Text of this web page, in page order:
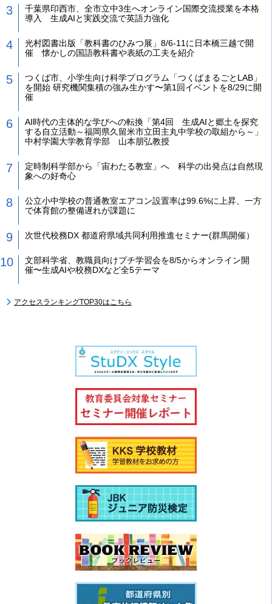
千葉県印西市、全市立中3生へオンライン国際交流授業を本格
導入 生成AIと実践交流で英語力強化
光村図書出版「教科書のひみつ展」8/6-11に日本橋三越で開
催 懐かしの国語教科書や表紙の工夫を紹介
つくば市、小学生向け科学プログラム「つくばまるごとLAB」
を開始 研究機関集積の強み生かす〜第1回イベントを8/29に開
催
AI時代の主体的な学びへの転換「第4回 生成AIと郷土を探究
する自立活動～福岡県久留米市立田主丸中学校の取組から～」
中村学園大学教育学部 山本朋弘教授
定時制科学部から「宙わたる教室」へ 科学の出発点は自然現
象への好奇心
公立小中学校の普通教室エアコン設置率は99.6%に上昇、一方
で体育館の整備遅れが課題に
次世代校務DX 都道府県域共同利用推進セミナー(群馬開催）
文部科学省、教職員向けプチ学習会を8/5からオンライン開
催〜生成AIや校務DXなど全5テーマ
アクセスランキングTOP30はこちら